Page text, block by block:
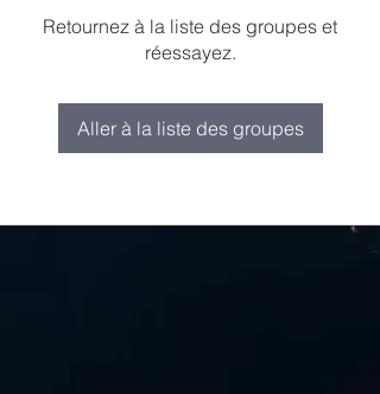
Retournez à la liste des groupes et
réessayez.
Aller à la liste des groupes